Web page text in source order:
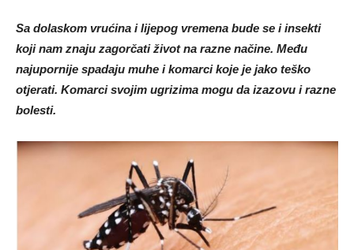
Sa dolaskom vrućina i lijepog vremena bude se i insekti
koji nam znaju zagorčati život na razne načine. Među
najupornije spadaju muhe i komarci koje je jako teško
otjerati. Komarci svojim ugrizima mogu da izazovu i razne
bolesti.